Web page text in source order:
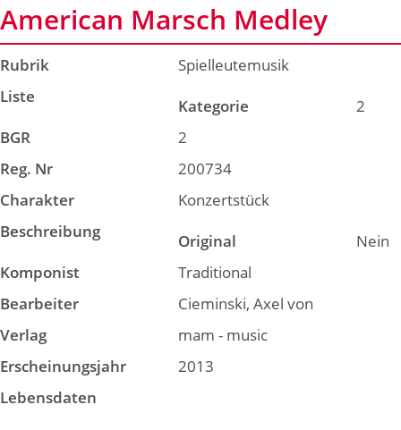
American Marsch Medley
Rubrik
Spielleutemusik
Liste
Kategorie
2
BGR
2
Reg. Nr
200734
Charakter
Konzertstück
Beschreibung
Original
Nein
Komponist
Traditional
Bearbeiter
Cieminski, Axel von
Verlag
mam - music
Erscheinungsjahr
2013
Lebensdaten